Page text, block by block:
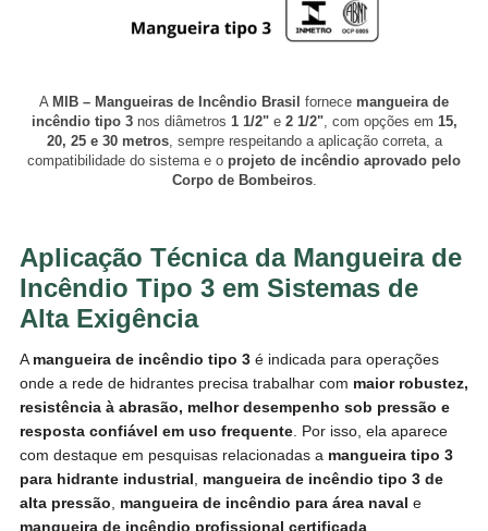
A MIB – Mangueiras de Incêndio Brasil fornece mangueira de
incêndio tipo 3nos diâmetros 1 1/2"e 2 1/2", com opções em 15,
20, 25 e 30 metros, sempre respeitando a aplicação correta, a
compatibilidade do sistema e o projeto de incêndio aprovado pelo
Corpo de Bombeiros.
Aplicação Técnica da Mangueira de
Incêndio Tipo 3 em Sistemas de
Alta Exigência
A mangueira de incêndio tipo 3é indicada para operações
onde a rede de hidrantes precisa trabalhar com maior robustez,
resistência à abrasão, melhor desempenho sob pressão e
resposta confiável em uso frequente. Por isso, ela aparece
com destaque em pesquisas relacionadas a mangueira tipo 3
para hidrante industrial
mangueira de incêndio tipo 3 de
alta pressão
mangueira de incêndio para área naval e
mangueira de incêndio profissional certificada.